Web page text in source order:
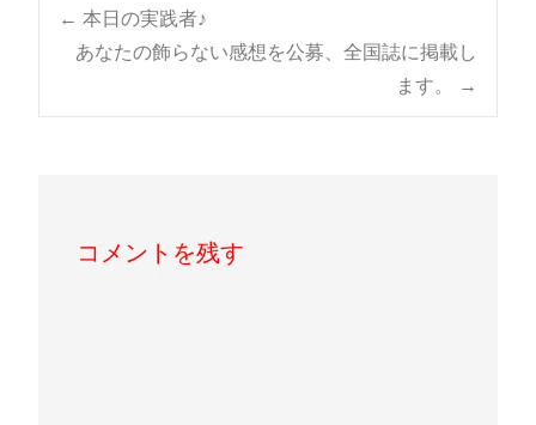
Post
navigation
← 本日の実践者♪
あなたの飾らない感想を公募、全国誌に掲載し
ます。
→
コメントを残す